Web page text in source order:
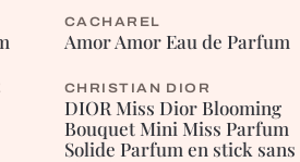
FLEURIE
CACHAREL
Amor Amor Eau de Parfum
CHRISTIAN DIOR
DIOR Miss Dior Blooming
Bouquet Mini Miss Parfum
Solide Parfum en stick sans